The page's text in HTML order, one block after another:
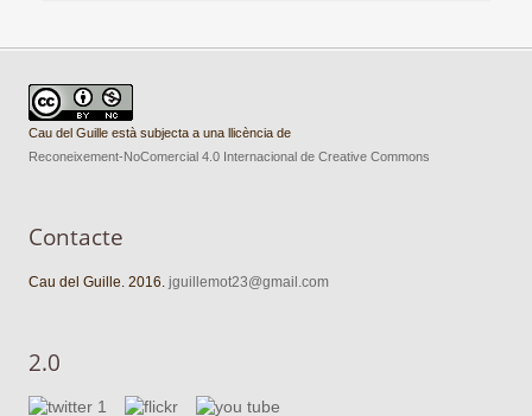
Cau del Guille està subjecta a una llicència de
Reconeixement-NoComercial 4.0 Internacional de Creative Commons
Contacte
Cau del Guille. 2016.jguillemot23@gmail.com
2.0